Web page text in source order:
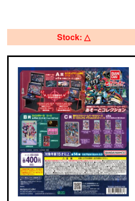
Stock: △